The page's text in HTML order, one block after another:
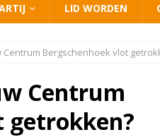
presenteren coalitieakkoord:
LID WORDEN
Bergschenhoek vlot
Centrum
getrokken?